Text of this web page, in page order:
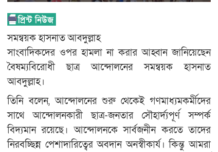
সমন্বয়ক হাসনাত আবদুল্লাহ
সাংবাদিকদের ওপর হামলা না করার আহ্বান জানিয়েছেন
বৈষম্যবিরোধী ছাত্র আন্দোলনের সমন্বয়ক হাসনাত
আবদুল্লাহ।
তিনি বলেন, আন্দোলনের শুরু থেকেই গণমাধ্যমকর্মীদের
সাথে আন্দোলনকারী ছাত্র-জনতার সৌহার্দ্যপূর্ণ সম্পর্ক
বিদ্যমান রয়েছে। আন্দোলনকে সার্বজনীন করতে তাদের
নিরবচ্ছিন্ন পেশাদারিত্বের অবদান অনস্বীকার্য। কিন্তু আমরা